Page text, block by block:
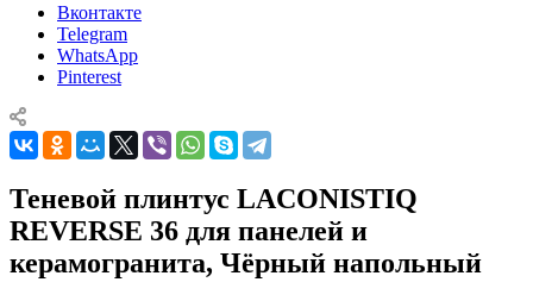
Вконтакте
Telegram
WhatsApp
Pinterest
Теневой плинтус LACONISTIQ
REVERSE 36 для панелей и
керамогранита, Чёрный напольный